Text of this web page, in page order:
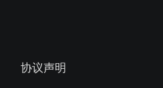
协议声明